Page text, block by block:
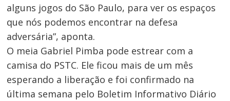
alguns jogos do São Paulo, para ver os espaços
que nós podemos encontrar na defesa
adversária”, aponta.
O meia Gabriel Pimba pode estrear com a
camisa do PSTC. Ele ficou mais de um mês
esperando a liberação e foi confirmado na
última semana pelo Boletim Informativo Diário